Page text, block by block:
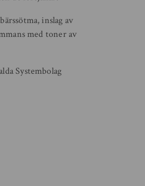
inslag av
med toner av
Systembolag